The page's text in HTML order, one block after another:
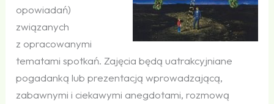
opowiadań)
związanych
z opracowanymi
tematami spotkań. Zajęcia będą uatrakcyjniane
pogadanką lub prezentacją wprowadzającą,
zabawnymi i ciekawymi anegdotami, rozmową